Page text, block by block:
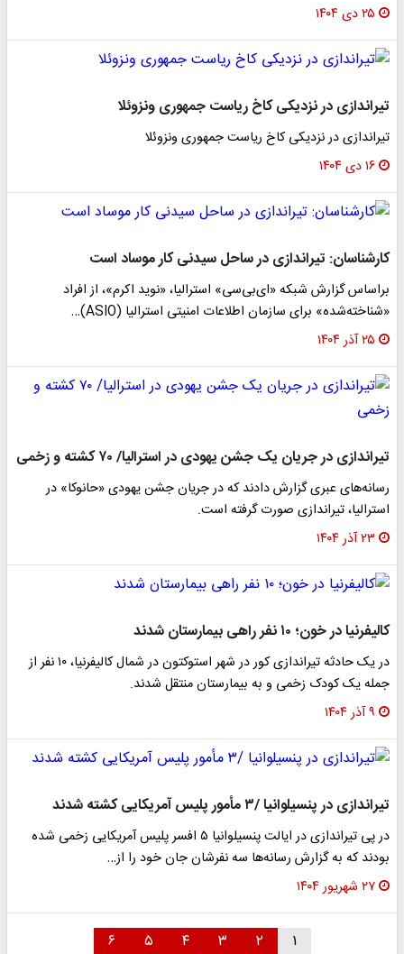
۲۵ دی ۱۴۰۴
تیراندازی در نزدیکی کاخ ریاست جمهوری ونزوئلا
تیراندازی در نزدیکی کاخ ریاست جمهوری ونزوئلا
۱۶ دی ۱۴۰۴
کارشناسان: تیراندازی در ساحل سیدنی کار موساد است
براساس گزارش شبکه «ای‌بی‌سی» استرالیا، «نوید اکرم»، از افراد
«شناخته‌شده» برای سازمان اطلاعات امنیتی استرالیا (ASIO)…
۲۵ آذر ۱۴۰۴
تیراندازی در جریان یک جشن یهودی در استرالیا/ ۷۰ کشته و زخمی
رسانه‌های عبری گزارش دادند که در جریان جشن یهودی «حانوکا» در
استرالیا، تیراندازی صورت گرفته است.
۲۳ آذر ۱۴۰۴
کالیفرنیا در خون؛ ۱۰ نفر راهی بیمارستان شدند
در یک حادثه تیراندازی کور در شهر استوکتون در شمال کالیفرنیا، ۱۰ نفر از
جمله یک کودک زخمی و به بیمارستان منتقل شدند.
۹ آذر ۱۴۰۴
تیراندازی در پنسیلوانیا /۳ مأمور پلیس آمریکایی کشته شدند
در پی تیراندازی در ایالت پنسیلوانیا ۵ افسر پلیس آمریکایی زخمی شده
بودند که به گزارش رسانه‌ها سه نفرشان جان خود را از…
۲۷ شهریور ۱۴۰۴
۱ ۲ ۳ ۴ ۵ ۶